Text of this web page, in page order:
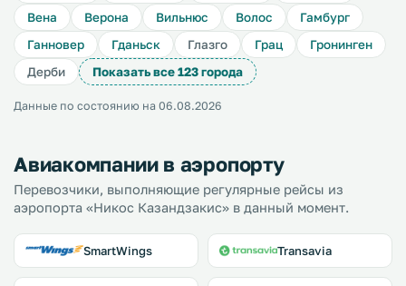
Вена
Верона Вильнюс Волос
Гамбург
Ганновер
Гданьск Глазго Грац
Гронинген
Дерби
Показать все 123 города
Данные по состоянию на 06.08.2026
Авиакомпании в аэропорту
Перевозчики, выполняющие регулярные рейсы из
аэропорта «Никос Казандзакис» в данный момент.
SmartWings Transavia